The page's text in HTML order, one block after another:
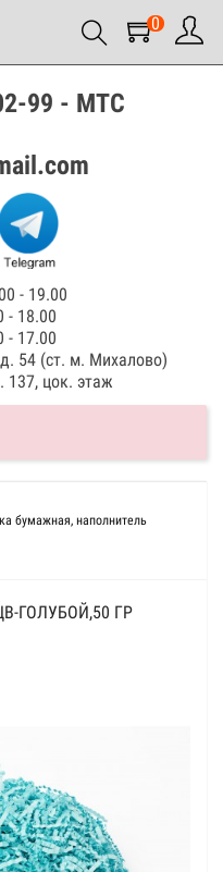
0
99 - МТС
- 19.00
- 18.00
- 17.00
54 (ст. м. Михалово)
цок. этаж
бумажная, наполнитель
ГОЛУБОЙ,50 ГР